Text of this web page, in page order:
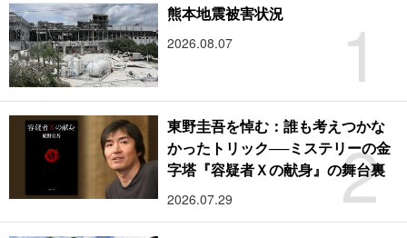
1
熊本地震被害状況
2026.08.07
2
東野圭吾を悼む：誰も考えつかな
かったトリック──ミステリーの金
字塔『容疑者Ｘの献身』の舞台裏
2026.07.29